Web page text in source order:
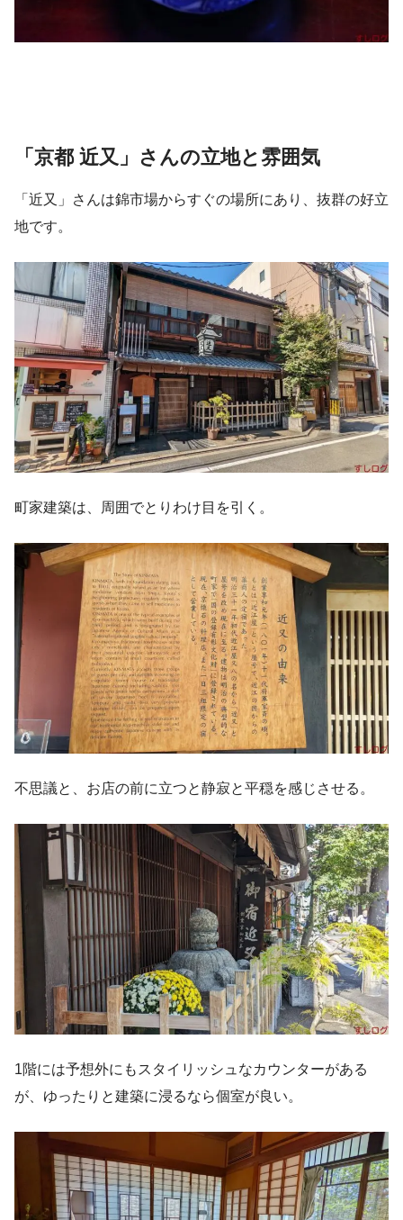
「京都 近又」さんの立地と雰囲気
「近又」さんは錦市場からすぐの場所にあり、抜群の好立
地です。
町家建築は、周囲でとりわけ目を引く。
不思議と、お店の前に立つと静寂と平穏を感じさせる。
1階には予想外にもスタイリッシュなカウンターがある
が、ゆったりと建築に浸るなら個室が良い。